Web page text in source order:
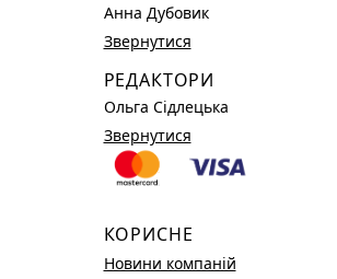
Анна Дубовик
Звернутися
РЕДАКТОРИ
Ольга Сідлецька
Звернутися
КОРИСНЕ
Новини компаній